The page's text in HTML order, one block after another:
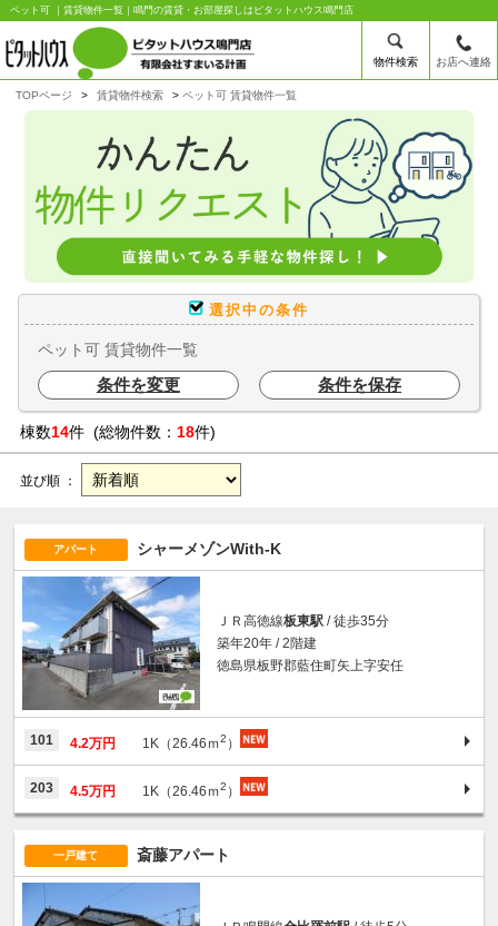
ペット可 ｜賃貸物件一覧｜鳴門の賃貸・お部屋探しはピタットハウス鳴門店
物件検索 お店へ連絡
TOPページ 賃貸物件検索 ペット可 賃貸物件一覧
選択中の条件
ペット可 賃貸物件一覧
条件を変更 条件を保存
棟数14件 (総物件数： 18件)
並び順 ：
アパート シャーメゾンWith-K
ＪＲ高徳線板東駅 / 徒歩35分
築年20年 / 2階建
徳島県板野郡藍住町矢上字安任
101 4.2万円 1K（26.46ｍ2 ）
203 4.5万円 1K（26.46ｍ2 ）
一戸建て 斎藤アパート